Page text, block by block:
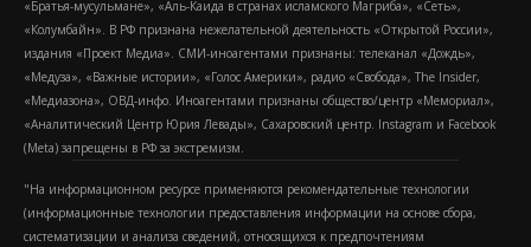
«Братья-мусульмане», «Аль-Каида в странах исламского Магриба», «Сеть»,
«Колумбайн». В РФ признана нежелательной деятельность «Открытой России»,
издания «Проект Медиа». СМИ-иноагентами признаны: телеканал «Дождь»,
«Медуза», «Важные истории», «Голос Америки», радио «Свобода», The Insider,
«Медиазона», ОВД-инфо. Иноагентами признаны общество/центр «Мемориал»,
«Аналитический Центр Юрия Левады», Сахаровский центр. Instagram и Facebook
(Metа) запрещены в РФ за экстремизм.
"На информационном ресурсе применяются рекомендательные технологии
(информационные технологии предоставления информации на основе сбора,
систематизации и анализа сведений, относящихся к предпочтениям